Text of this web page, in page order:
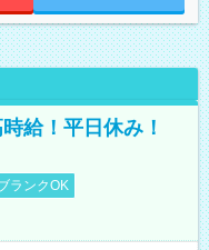
給！平日休み！
ランクOK